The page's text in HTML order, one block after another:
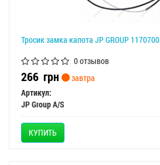
Тросик замка капота JP GROUP
0 отзывов
266 грн
завтра
Артикул:
JP Group A/S
КУПИТЬ